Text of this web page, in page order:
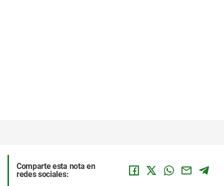
Comparte esta nota en
redes sociales: